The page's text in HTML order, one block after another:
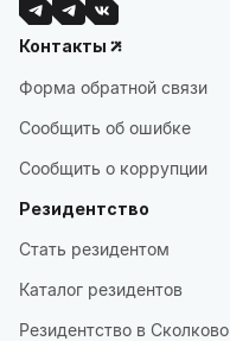
Контакты
Форма обратной связи
Сообщить об ошибке
Сообщить о коррупции
Резидентство
Стать резидентом
Каталог резидентов
Резидентство в Сколково